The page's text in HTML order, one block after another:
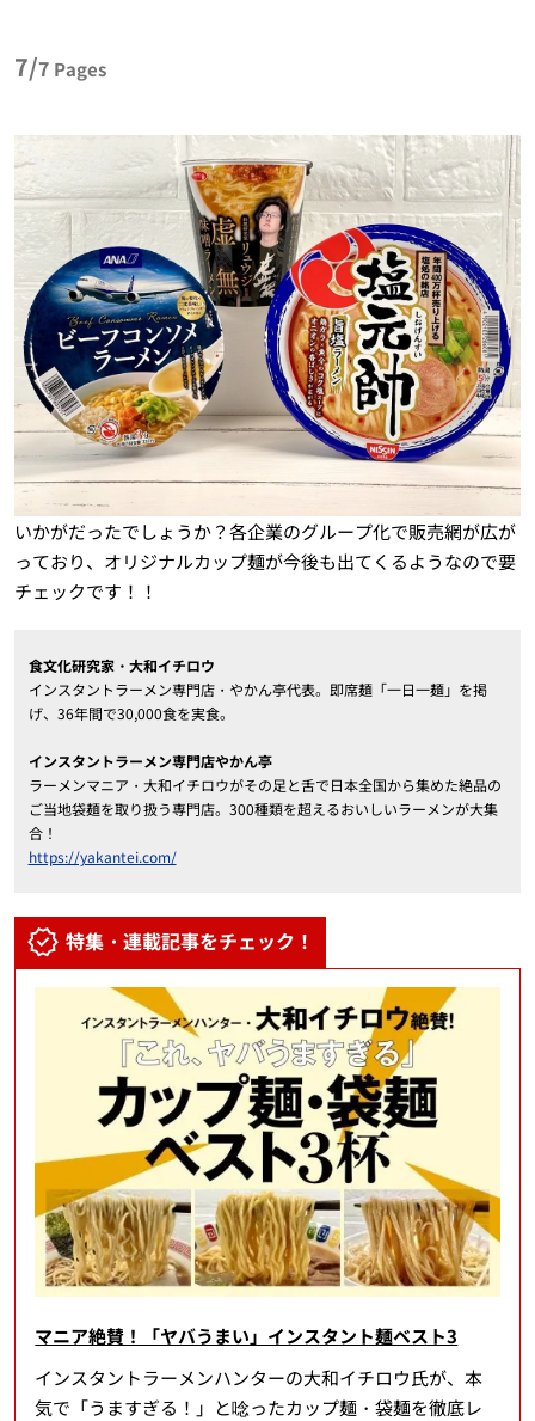
7/7 Pages
いかがだったでしょうか？各企業のグループ化で販売網が広が
っており、オリジナルカップ麺が今後も出てくるようなので要
チェックです！！
食文化研究家・大和イチロウ
インスタントラーメン専門店・やかん亭代表。即席麺「一日一麺」を掲
げ、36年間で30,000食を実食。
インスタントラーメン専門店やかん亭
ラーメンマニア・大和イチロウがその足と舌で日本全国から集めた絶品の
ご当地袋麺を取り扱う専門店。300種類を超えるおいしいラーメンが大集
合！
https://yakantei.com/
特集・連載記事をチェック！
マニア絶賛！「ヤバうまい」インスタント麺ベスト3
インスタントラーメンハンターの大和イチロウ氏が、本
気で「うますぎる！」と唸ったカップ麺・袋麺を徹底レ